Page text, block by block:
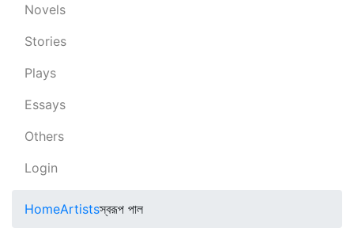
Novels
Stories
Plays
Essays
Others
Login
HomeArtistsস্বরূপ পাল